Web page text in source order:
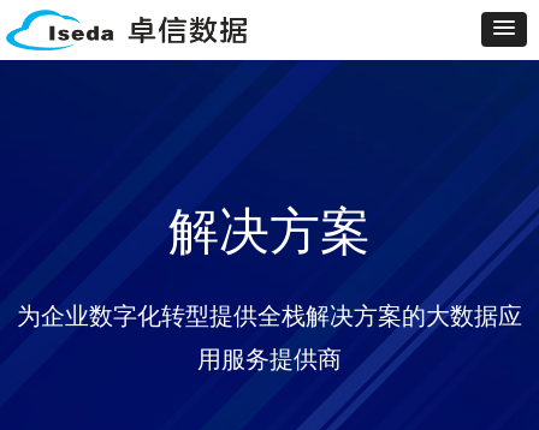
解决方案
为企业数字化转型提供全栈解决方案的大数据应
用服务提供商